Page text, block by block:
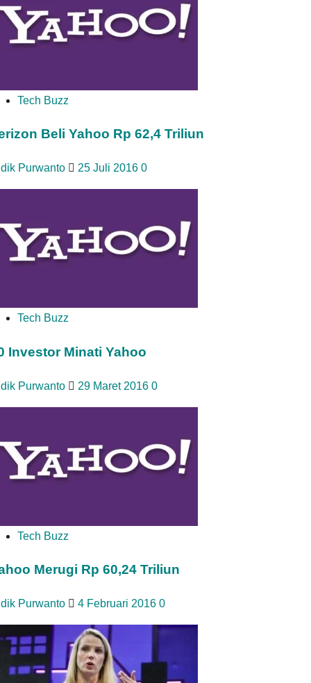
Tech Buzz
Beli Yahoo Rp 62,4 Triliun
Purwanto 25 Juli 2016 0
Tech Buzz
Investor Minati Yahoo
Purwanto 29 Maret 2016 0
Tech Buzz
Merugi Rp 60,24 Triliun
Purwanto 4 Februari 2016 0